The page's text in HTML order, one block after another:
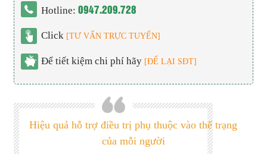
Hotline:0947.209.728
Click [TƯ VẤN TRỰC TUYẾN]
Để tiết kiệm chi phí hãy [ĐỂ LẠI SĐT]
Hiệu quả hỗ trợ điều trị phụ thuộc vào thể trạng
của mỗi người